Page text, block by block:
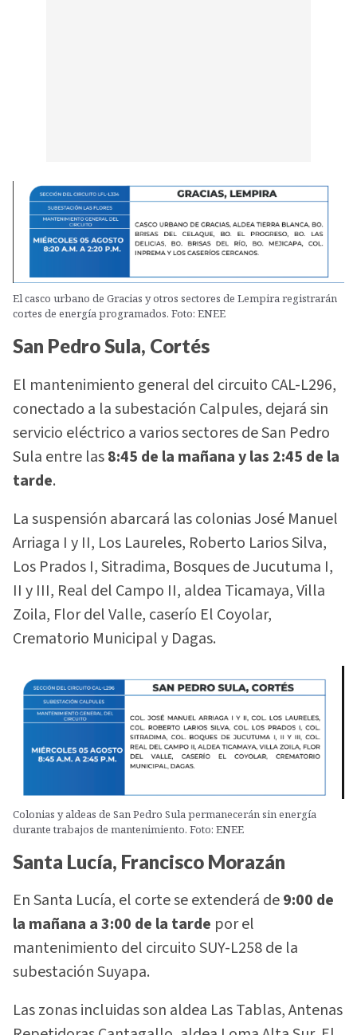
El casco urbano de Gracias y otros sectores de Lempira registrarán
cortes de energía programados. Foto: ENEE
San Pedro Sula, Cortés
El mantenimiento general del circuito CAL-L296,
conectado a la subestación Calpules, dejará sin
servicio eléctrico a varios sectores de San Pedro
Sula entre las8:45 de la mañana y las 2:45 de la
tarde.
La suspensión abarcará las colonias José Manuel
Arriaga I y II, Los Laureles, Roberto Larios Silva,
Los Prados I, Sitradima, Bosques de Jucutuma I,
II y III, Real del Campo II, aldea Ticamaya, Villa
Zoila, Flor del Valle, caserío El Coyolar,
Crematorio Municipal y Dagas.
Colonias y aldeas de San Pedro Sula permanecerán sin energía
durante trabajos de mantenimiento. Foto: ENEE
Santa Lucía, Francisco Morazán
En Santa Lucía, el corte se extenderá de9:00 de
la mañana a 3:00 de la tarde por el
mantenimiento del circuito SUY-L258 de la
subestación Suyapa.
Las zonas incluidas son aldea Las Tablas, Antenas